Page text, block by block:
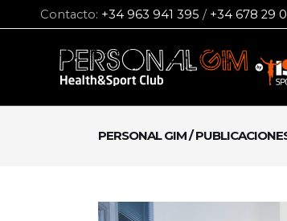
Contacto: +34 963 941 395 / +34 678 29
PERSONAL GIM/